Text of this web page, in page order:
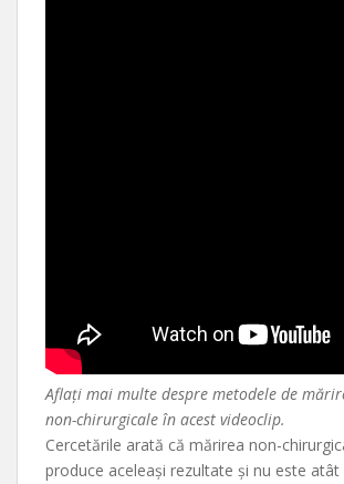
Aflați mai multe despre metodele de
non-chirurgicale în acest videoclip.
Cercetările arată că mărirea non-
produce aceleași rezultate și nu este atât